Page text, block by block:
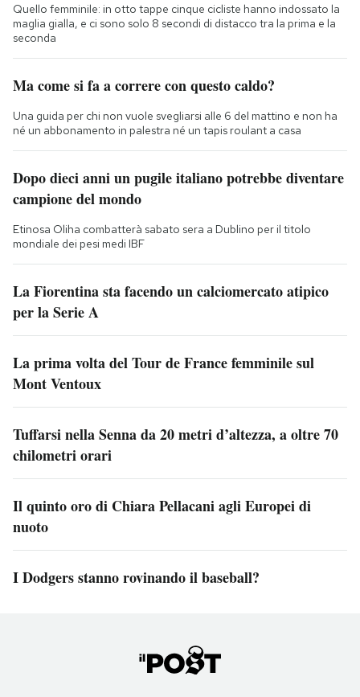
Quello femminile: in otto tappe cinque cicliste hanno indossato la
maglia gialla, e ci sono solo 8 secondi di distacco tra la prima e la
seconda
Ma come si fa a correre con questo caldo?
Una guida per chi non vuole svegliarsi alle 6 del mattino e non ha
né un abbonamento in palestra né un tapis roulant a casa
Dopo dieci anni un pugile italiano potrebbe diventare
campione del mondo
Etinosa Oliha combatterà sabato sera a Dublino per il titolo
mondiale dei pesi medi IBF
La Fiorentina sta facendo un calciomercato atipico
per la Serie A
La prima volta del Tour de France femminile sul
Mont Ventoux
Tuffarsi nella Senna da 20 metri d’altezza, a oltre 70
chilometri orari
Il quinto oro di Chiara Pellacani agli Europei di
nuoto
I Dodgers stanno rovinando il baseball?